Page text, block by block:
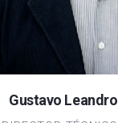
Gustavo